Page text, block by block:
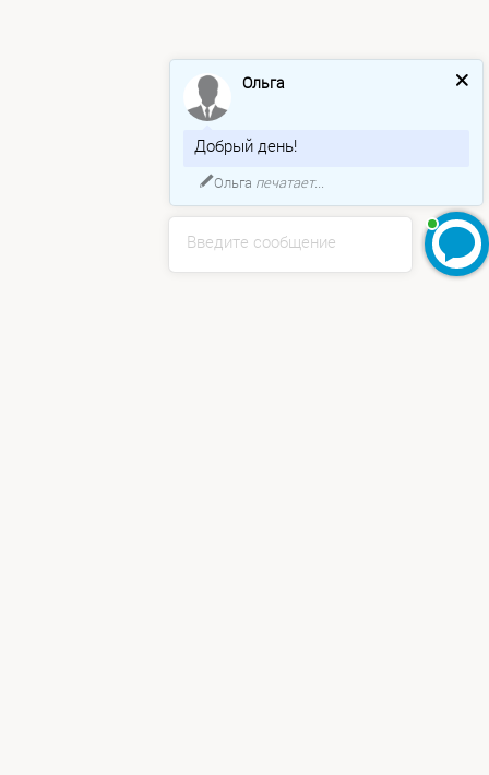
Введите сообщение
Ольга
Добрый день!
Ольга печатает...